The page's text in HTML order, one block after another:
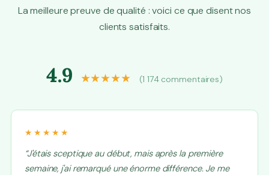
La meilleure preuve de qualité : voici ce que disent nos
clients satisfaits.
4.9 ★★★★★ (1 174 commentaires)
★★★★★
“J'étais sceptique au début, mais après la première
semaine, j'ai remarqué une énorme différence. Je me